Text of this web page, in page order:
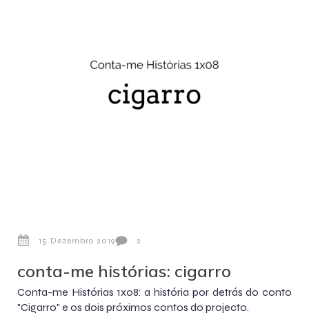
15 Dezembro 2019 2
conta-me histórias: cigarro
Conta-me Histórias 1x08: a história por detrás do conto
"Cigarro" e os dois próximos contos do projecto.